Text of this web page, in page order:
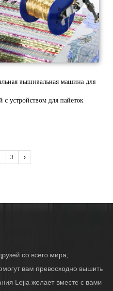
вышивальная машина для
устройством для пайеток
3 ›
со всего мира,
вам превосходно вышить
Lejia желает вместе с вами